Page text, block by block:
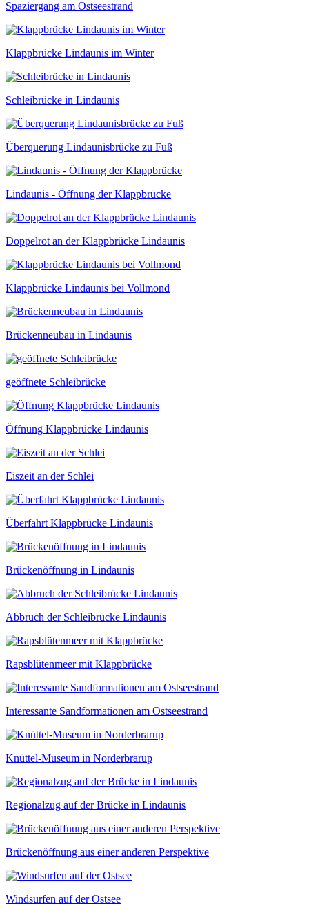
Spaziergang am Ostseestrand
Klappbrücke Lindaunis im Winter
Schleibrücke in Lindaunis
Überquerung Lindaunisbrücke zu Fuß
Lindaunis - Öffnung der Klappbrücke
Doppelrot an der Klappbrücke Lindaunis
Klappbrücke Lindaunis bei Vollmond
Brückenneubau in Lindaunis
geöffnete Schleibrücke
Öffnung Klappbrücke Lindaunis
Eiszeit an der Schlei
Überfahrt Klappbrücke Lindaunis
Brückenöffnung in Lindaunis
Abbruch der Schleibrücke Lindaunis
Rapsblütenmeer mit Klappbrücke
Interessante Sandformationen am Ostseestrand
Knüttel-Museum in Norderbrarup
Regionalzug auf der Brücke in Lindaunis
Brückenöffnung aus einer anderen Perspektive
Windsurfen auf der Ostsee